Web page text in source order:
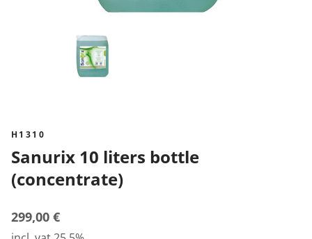
H1310
Sanurix 10 liters bottle
(concentrate)
299,00 €